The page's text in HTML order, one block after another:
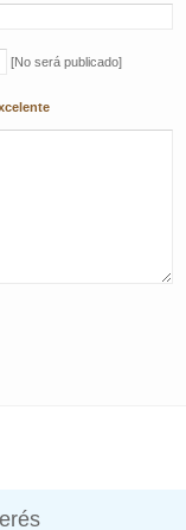
[No será publicado]